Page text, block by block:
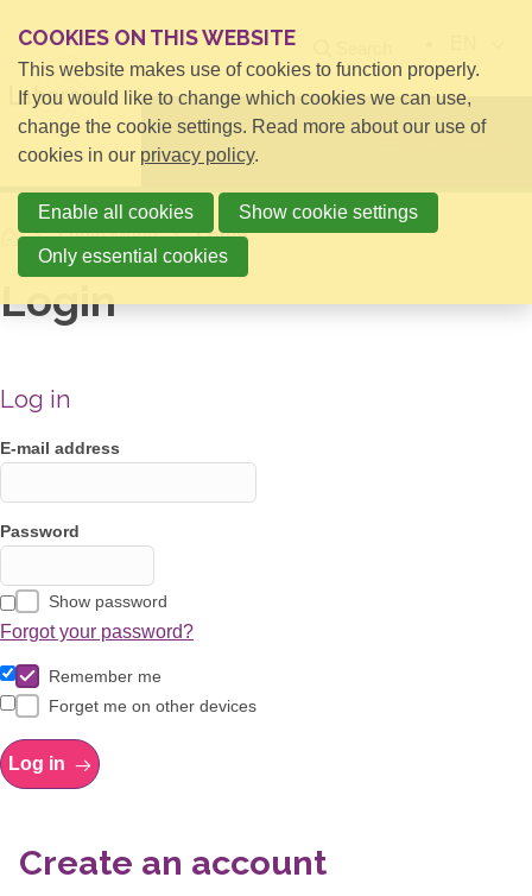
HomeLogin Menu Login
Login
Log in
E-mail address
Password
Show password
Forgot your password?
Remember me
Forget me on other devices
Log in
Create an account
COOKIES ON THIS WEBSITE
This website makes use of cookies to function properly.
If you would like to change which cookies we can use,
change the cookie settings. Read more about our use of
cookies in our privacy policy.
Enable all cookies Show cookie settings
Only essential cookies